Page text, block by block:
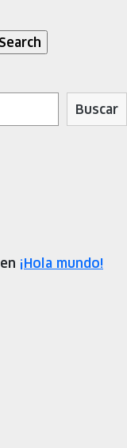
Buscar
en ¡Hola mundo!